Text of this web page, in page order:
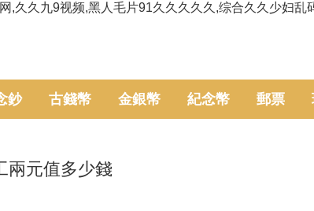
,久久九9视频,黑人毛片91久久久久久,综合久久少妇
鈔 古錢幣 金銀幣 紀念幣 郵票
兩元值多少錢